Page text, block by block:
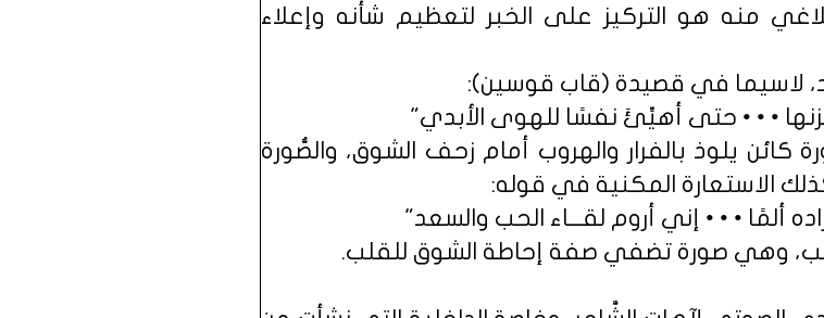
منه هو التركيز على الخبر لتعظيم شأنه وإعلاء
لاسيما في قصيدة (قاب قوسين):
• • • حتى أهيِّئَ نفسًا للهوى الأبدي"
يلوذ بالفرار والهروب أمام زحف الشوق، والصُّورة
الاستعارة المكنية في قوله:
• • • إني أروم لقـــاء الحب والسعد"
وهي صورة تضفي صفة إحاطة الشوق للقلب.